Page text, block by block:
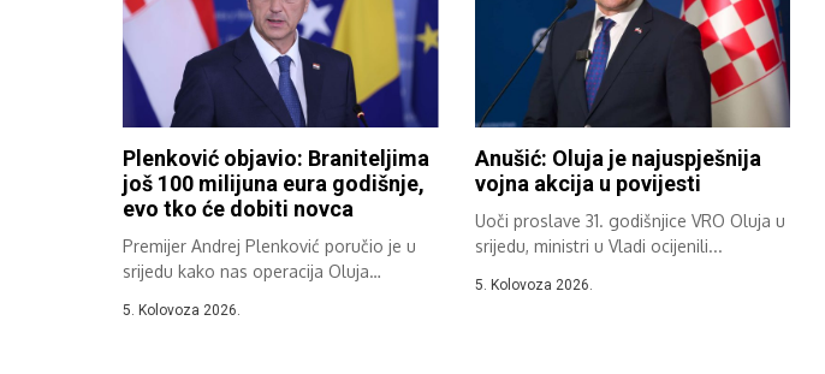
Plenković objavio: Braniteljima
još 100 milijuna eura godišnje,
evo tko će dobiti novca
Premijer Andrej Plenković poručio je u
srijedu kako nas operacija Oluja
5. Kolovoza 2026.
Anušić: Oluja je najuspješnija
vojna akcija u povijesti
Uoči proslave 31. godišnjice VRO Oluja u
srijedu, ministri u Vladi ocijenili...
5. Kolovoza 2026.